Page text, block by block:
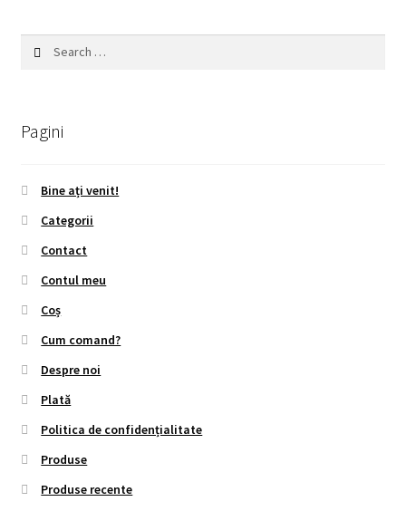
Pagini
Bine ați venit!
Categorii
Contact
Contul meu
Coș
Cum comand?
Despre noi
Plată
Politica de confidențialitate
Produse
Produse recente